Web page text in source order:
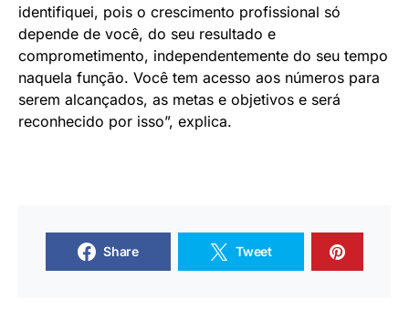
identifiquei, pois o crescimento profissional só
depende de você, do seu resultado e
comprometimento, independentemente do seu tempo
naquela função. Você tem acesso aos números para
serem alcançados, as metas e objetivos e será
reconhecido por isso”, explica.
Share Tweet